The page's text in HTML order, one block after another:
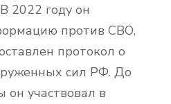
2022 году он
против СВО,
протокол о
сил РФ. До
он участвовал в